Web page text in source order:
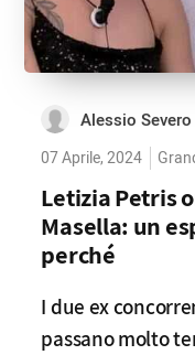
Alessio Severo
07 Aprile, 2024
Letizia Petris
Masella: un
perché
I due ex
passano molto